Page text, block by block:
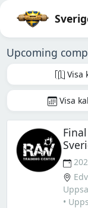
Upcoming
Visa
Visa
•